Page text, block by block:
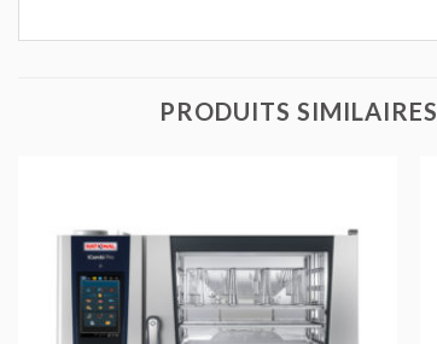
PRODUITS SIMILAIRES
AU DEVIS